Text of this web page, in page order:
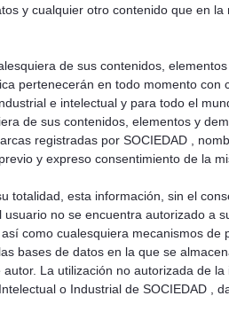
y cualquier otro contenido que en
de sus contenidos,
pertenecerán en todo momento con
e intelectual y para todo el
de sus contenidos, elementos y
registradas por SOCIEDAD ,
y expreso consentimiento de la
totalidad, esta información, sin el
no se encuentra autorizado a
como cualesquiera mecanismos de
bases de datos en la que se
La utilización no autorizada de
o Industrial de SOCIEDAD ,